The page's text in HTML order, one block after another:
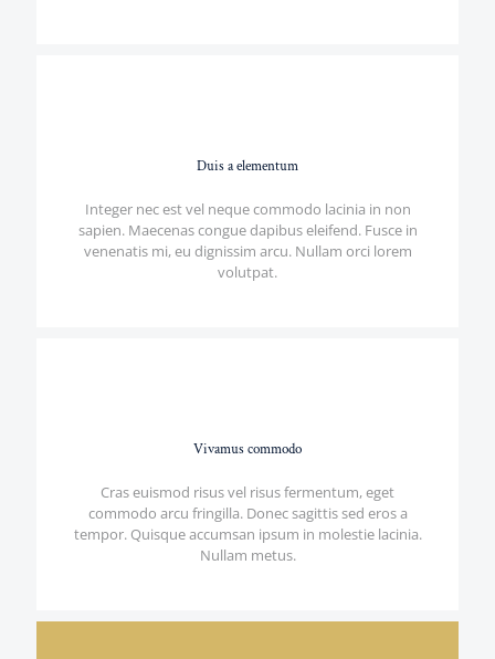
Duis a elementum
Integer nec est vel neque commodo lacinia in non
sapien. Maecenas congue dapibus eleifend. Fusce in
venenatis mi, eu dignissim arcu. Nullam orci lorem
volutpat.
Vivamus commodo
Cras euismod risus vel risus fermentum, eget
commodo arcu fringilla. Donec sagittis sed eros a
tempor. Quisque accumsan ipsum in molestie lacinia.
Nullam metus.